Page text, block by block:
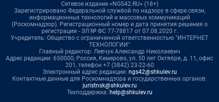
Сетевое издание «NGS42.RU» (18+)
Зарегистрировано Федеральной службой по надзору в сфере связи,
информационных технологий и массовых коммуникаций
(Роскомнадзор). Регистрационный номер и дата принятия решения о
регистрации - ЭЛ № ФС 77-78817 от 07.08.2020 г.
Учредитель: Общество с ограниченной ответственностью "ИНТЕРНЕТ
ТЕХНОЛОГИИ"
Главный редактор: Левчук Александр Николаевич
Адрес редакции: 650000, Россия, Кемерово, ул. 50 лет Октября, д. 11, офис
201, телефон +7 (3842) 23-22-60
Электронный адрес редакции: ngs42@shkulev.ru
Контактные данные для Роскомнадзора и государственных органов:
juristnsk@shkulev.ru
Техподдержка: help@shkulev.ru